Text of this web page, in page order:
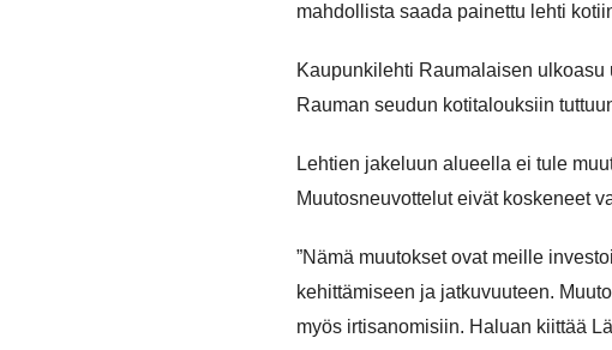
mahdollista saada painettu lehti
Kaupunkilehti Raumalaisen
Rauman seudun kotitalouksiin
Lehtien jakeluun alueella ei tule
Muutosneuvottelut eivät koskeneet
”Nämä muutokset ovat meille
kehittämiseen ja jatkuvuuteen.
myös irtisanomisiin. Haluan kiittää